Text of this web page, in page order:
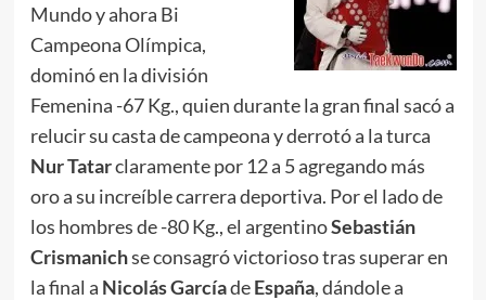
Mundo y ahora Bi
Campeona Olímpica,
dominó en la división
Femenina -67 Kg., quien durante la gran final sacó a
relucir su casta de campeona y derrotó a la turca
Nur Tatarclaramente por 12 a 5 agregando más
oro a su increíble carrera deportiva. Por el lado de
los hombres de -80 Kg., el argentinoSebastián
Crismanichse consagró victorioso tras superar en
la final a NicolásGarcíadeEspaña, dándole a